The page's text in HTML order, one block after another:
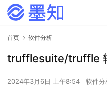
首页 软件分析
trufflesuite/truffle
2024年3月6日 上午8:54 软件分